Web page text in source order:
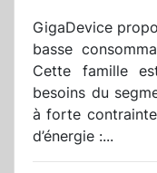
GigaDevice
basse
Cette famille
besoins du
à forte
d’énergie :...